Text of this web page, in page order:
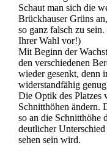
Schaut man sich die
Brückhauser Grüns
so ganz falsch zu
Ihrer Wahl vor!)
Mit Beginn der
den verschiedenen
wieder gesenkt, denn
widerstandfähig
Die Optik des Platzes
Schnitthöhen ändern.
so an die Schnitthöhe
deutlicher
sehen sein wird.